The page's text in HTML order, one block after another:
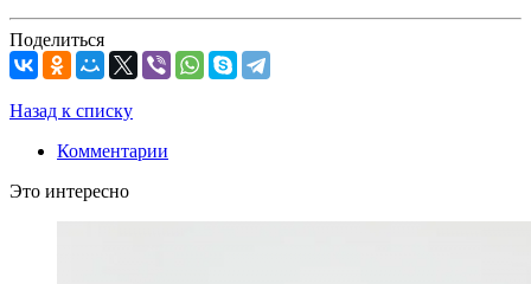
Поделиться
Назад к списку
Комментарии
Это интересно